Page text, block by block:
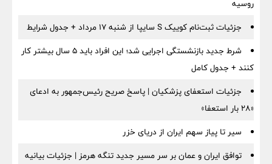
روسیه
جزئیات ثبت‌نام کوییک S سایپا از شنبه ۱۷ مرداد + جدول شرایط
شرط جدید بازنشستگی اجرایی شد؛ این افراد باید ۵ سال بیشتر کار
کنند + جدول کامل
جزئیات استعفای پزشکیان | پاسخ صریح رئیس‌جمهور به ادعای
«۲۸ بار استعفا»
سیر تا پیاز سهم ایران از دریای خزر
توافق ایران و عمان بر سر مسیر جدید تنگه هرمز | جزئیات بیانیه